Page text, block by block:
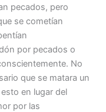
pecados, pero
se cometían
por pecados o
No
que se matara un
en lugar del
por las